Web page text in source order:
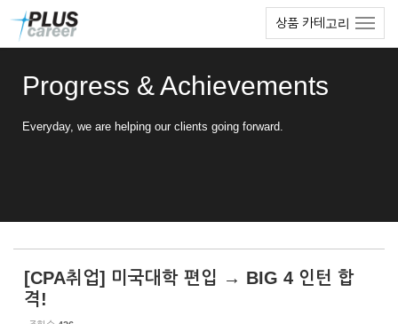
상품 카테고리
Progress & Achievements
Everyday, we are helping our clients going forward.
[CPA취업] 미국대학 편입 → BIG 4 인턴 합
격!